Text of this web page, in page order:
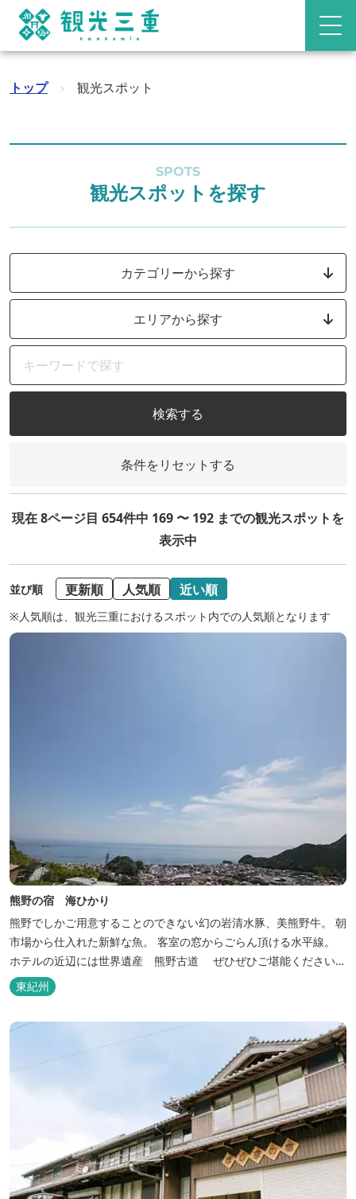
トップ › 観光スポット
SPOTS
観光スポットを探す
カテゴリーから探す
エリアから探す
検索する
条件をリセットする
現在 8ページ目 654件中 169 〜 192 までの観光スポットを
表示中
並び順 更新順 人気順 近い順
※人気順は、観光三重におけるスポット内での人気順となります
熊野の宿 海ひかり
熊野でしかご用意することのできない幻の岩清水豚、美熊野牛。 朝
市場から仕入れた新鮮な魚。 客室の窓からごらん頂ける水平線。
ホテルの近辺には世界遺産 熊野古道 ぜひぜひご堪能くださいま
せ。
東紀州